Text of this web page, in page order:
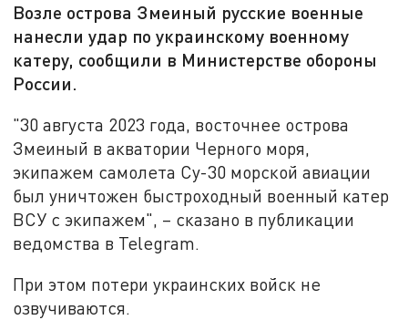
Возле острова Змеиный русские военные
нанесли удар по украинскому военному
катеру, сообщили в Министерстве обороны
России.
"30 августа 2023 года, восточнее острова
Змеиный в акватории Черного моря,
экипажем самолета Су-30 морской авиации
был уничтожен быстроходный военный катер
ВСУ с экипажем", – сказано в публикации
ведомства в Telegram.
При этом потери украинских войск не
озвучиваются.